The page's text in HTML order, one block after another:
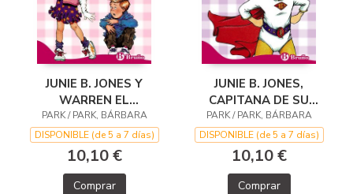
JUNIE B. JONES Y
WARREN EL
SUPERGUAPO
PARK / PARK, BÁRBARA
DISPONIBLE (de 5 a 7 días)
10,10 €
Comprar
JUNIE B. JONES,
CAPITANA DE SU
CLASE
PARK / PARK, BÁRBARA
DISPONIBLE (de 5 a 7 días)
10,10 €
Comprar